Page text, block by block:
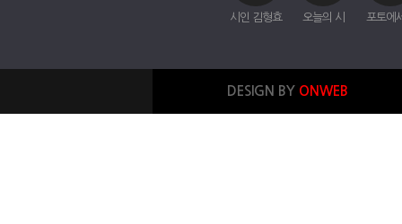
시인 김형효 오늘의 시 포토에
DESIGN BY ONWEB